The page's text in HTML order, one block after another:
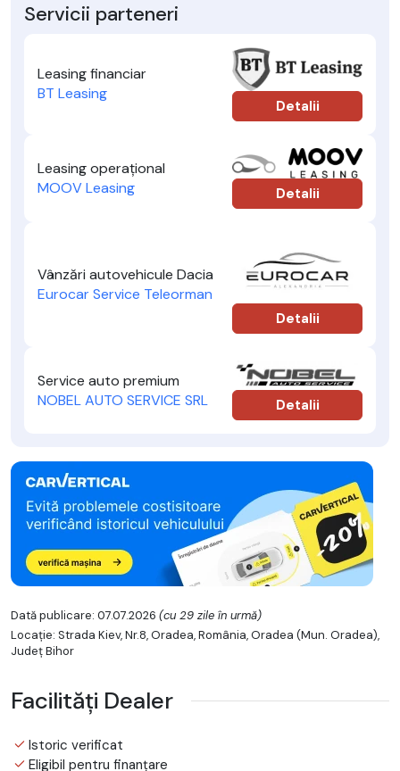
Servicii parteneri
Leasing financiar
BT Leasing
Detalii
Leasing operațional
MOOV Leasing
Detalii
Vânzări autovehicule Dacia
Eurocar Service Teleorman
Detalii
Service auto premium
NOBEL AUTO SERVICE SRL
Detalii
Dată publicare: 07.07.2026 (cu 29 zile în urmă)
Locație: Strada Kiev, Nr.8, Oradea, România, Oradea (Mun. Oradea),
Județ Bihor
Facilități Dealer
Istoric verificat
Eligibil pentru finanțare